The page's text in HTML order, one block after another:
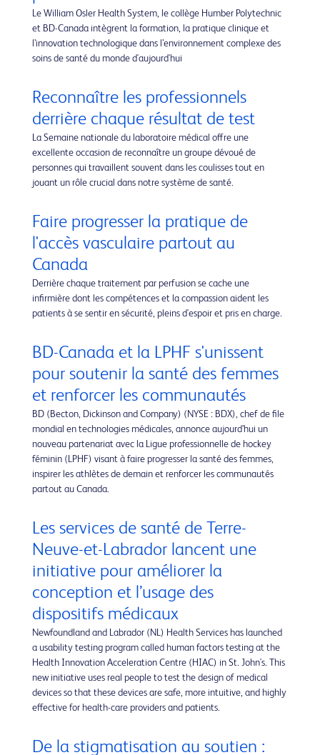
Le William Osler Health System, le collège Humber Polytechnic
et BD-Canada intègrent la formation, la pratique clinique et
l’innovation technologique dans l’environnement complexe des
soins de santé du monde d'aujourd'hui
Reconnaître les professionnels
derrière chaque résultat de test
La Semaine nationale du laboratoire médical offre une
excellente occasion de reconnaître un groupe dévoué de
personnes qui travaillent souvent dans les coulisses tout en
jouant un rôle crucial dans notre système de santé.
Faire progresser la pratique de
l'accès vasculaire partout au
Canada
Derrière chaque traitement par perfusion se cache une
infirmière dont les compétences et la compassion aident les
patients à se sentir en sécurité, pleins d'espoir et pris en charge.
BD-Canada et la LPHF s'unissent
pour soutenir la santé des femmes
et renforcer les communautés
BD (Becton, Dickinson and Company) (NYSE : BDX), chef de file
mondial en technologies médicales, annonce aujourd’hui un
nouveau partenariat avec la Ligue professionnelle de hockey
féminin (LPHF) visant à faire progresser la santé des femmes,
inspirer les athlètes de demain et renforcer les communautés
partout au Canada.
Les services de santé de Terre-
Neuve-et-Labrador lancent une
initiative pour améliorer la
conception et l’usage des
dispositifs médicaux
Newfoundland and Labrador (NL) Health Services has launched
a usability testing program called human factors testing at the
Health Innovation Acceleration Centre (HIAC) in St. John's. This
new initiative uses real people to test the design of medical
devices so that these devices are safe, more intuitive, and highly
effective for health-care providers and patients.
De la stigmatisation au soutien :